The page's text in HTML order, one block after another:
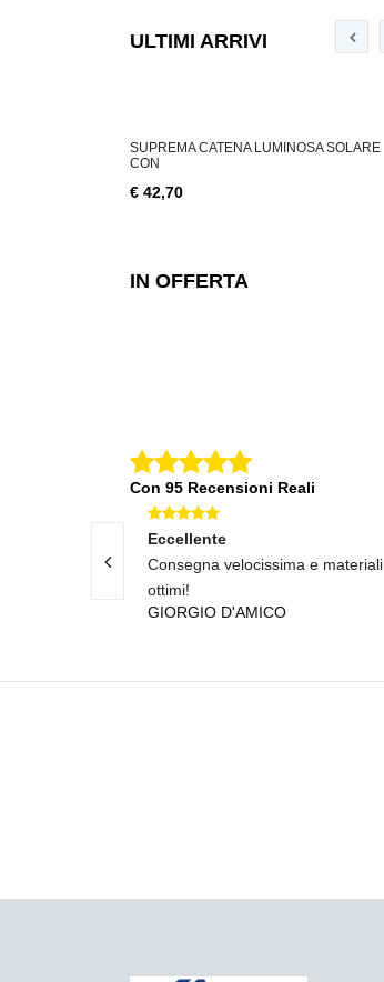
ULTIMI ARRIVI
SUPREMA CATENA LUMINOSA SOLARE
CON
€ 42,70
IN OFFERTA
Con 95 Recensioni Reali
Eccellente
Consegna velocissima e materiali
ottimi!
GIORGIO D'AMICO